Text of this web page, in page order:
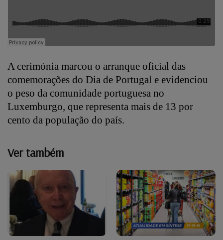
A cerimónia marcou o arranque oficial das
comemorações do Dia de Portugal e evidenciou
o peso da comunidade portuguesa no
Luxemburgo, que representa mais de 13 por
cento da população do país.
Ver também